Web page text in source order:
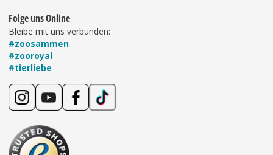
Folge uns Online
Bleibe mit uns verbunden:
#zoosammen
#zooroyal
#tierliebe